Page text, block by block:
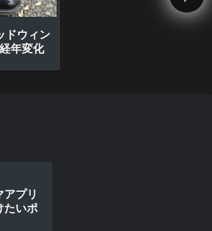
ドウィン
年変化
プリ
たいポ